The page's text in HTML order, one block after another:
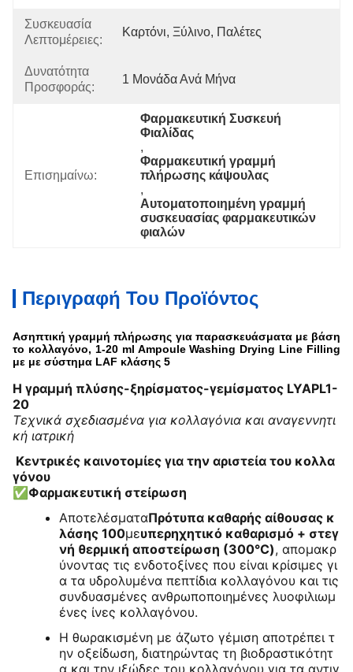
Συσκευασία
Λεπτομέρειες:
Καρτόνι, Ξύλινο, Παλέτες
Δυνατότητα
Προσφοράς:
1 Μονάδα Ανά Μήνα
Επισημαίνω:
Φαρμακευτική Συσκευή
Φιαλίδας
,
Φαρμακευτική γραμμή
πλήρωσης κάψουλας
,
Αυτοματοποιημένη γραμμή
συσκευασίας φαρμακευτικών
φιαλών
Περιγραφή Του Προϊόντος
Ασηπτική γραμμή πλήρωσης για παρασκευάσματα με βάση
το κολλαγόνο, 1-20 ml Ampoule Washing Drying Line Filling
με με σύστημα LAF κλάσης 5
Η γραμμή πλύσης-ξηρίσματος-γεμίσματος LYAPL1-
20
Τεχνικά σχεδιασμένα για κολλαγόνια και αναγεννητι
κή ιατρική
️ Κεντρικές καινοτομίες για την αριστεία του κολλα
γόνου
✅ Φαρμακευτική στείρωση
ΑποτελέσματαΠρότυπα καθαρής αίθουσας κ
λάσης 100μευπερηχητικό καθαρισμό + στεγ
νή θερμική αποστείρωση (300°C), απομακρ
ύνοντας τις ενδοτοξίνες που είναι κρίσιμες γι
α τα υδρολυμένα πεπτίδια κολλαγόνου και τις
συνδυασμένες ανθρωποποιημένες λυοφιλιωμ
ένες ίνες κολλαγόνου.
Η θωρακισμένη με άζωτο γέμιση αποτρέπει τ
ην οξείδωση, διατηρώντας τη βιοδραστικότητ
α και την ιξώδες του κολλαγόνου για τα αντιγ